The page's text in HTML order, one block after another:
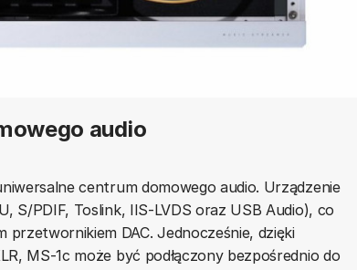
audio
centrum domowego audio. Urządzenie
S/PDIF, Toslink, IIS-LVDS oraz USB Audio), co
DAC. Jednocześnie, dzięki
MS-1c może być podłączony bezpośrednio do